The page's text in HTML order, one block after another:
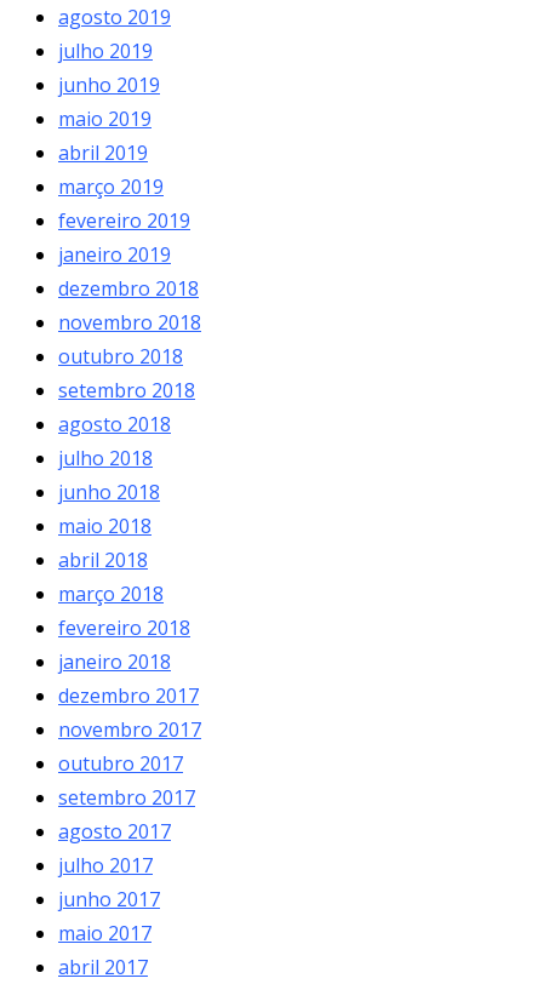
agosto 2019
julho 2019
junho 2019
maio 2019
abril 2019
março 2019
fevereiro 2019
janeiro 2019
dezembro 2018
novembro 2018
outubro 2018
setembro 2018
agosto 2018
julho 2018
junho 2018
maio 2018
abril 2018
março 2018
fevereiro 2018
janeiro 2018
dezembro 2017
novembro 2017
outubro 2017
setembro 2017
agosto 2017
julho 2017
junho 2017
maio 2017
abril 2017